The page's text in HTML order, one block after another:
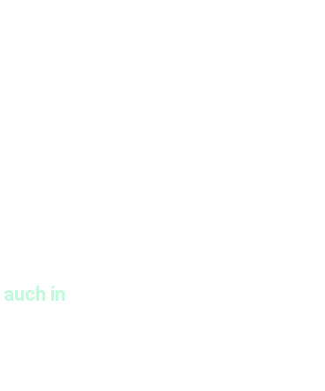
in